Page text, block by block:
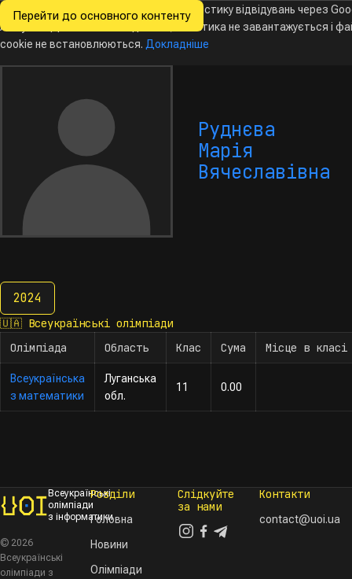
Перейти до основного контенту
Всеукраїнські
з інформатики
НовиниОлімпіадиКалендарБаза даних
Руднєва
Марія
Вячеславівна
2024
2024
🇺🇦 Всеукраїнські олімпіади
Олімпіада
Область Клас Сума Місце в класі
Всеукраїнська
з математики
Луганська
обл.
11 0.00
Всеукраїнські
олімпіади
з інформатики
© 2026
Всеукраїнські
олімпіади з
Розділи
Головна
Новини
Олімпіади
Слідкуйте
за нами
Контакти
contact@uoi.ua
Ми хочемо збирати знеособлену статистику відвідувань через
Analytics. Доки ви не погодитесь, аналітика не завантажується і
cookie не встановлюються. Докладніше